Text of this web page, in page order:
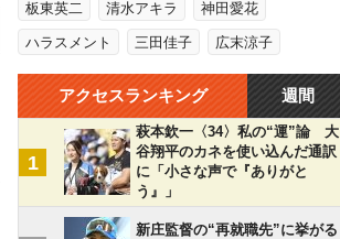
板東英二 清水アキラ 神田愛花
ハラスメント 三田佳子 広末涼子
アクセスランキング 週間
1
萩本欽一〈34〉私の“運”論 大
谷翔平のカネを使い込んだ通訳
に「小さな声で『ありがと
う』」
新庄監督の“再就職先”に挙がる